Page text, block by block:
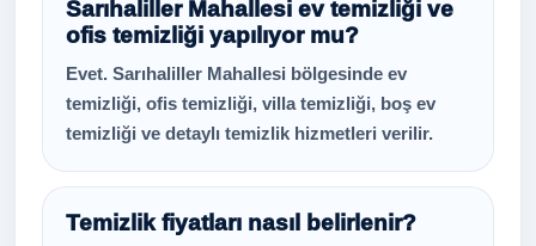
Sarıhaliller Mahallesi ev temizliği ve
ofis temizliği yapılıyor mu?
Evet. Sarıhaliller Mahallesi bölgesinde ev
temizliği, ofis temizliği, villa temizliği, boş ev
temizliği ve detaylı temizlik hizmetleri verilir.
Temizlik fiyatları nasıl belirlenir?